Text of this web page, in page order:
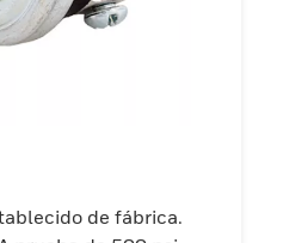
de fábrica.